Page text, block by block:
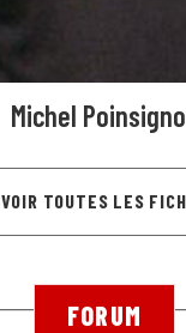
Michel
VOIR TOUTES LES
FORUM